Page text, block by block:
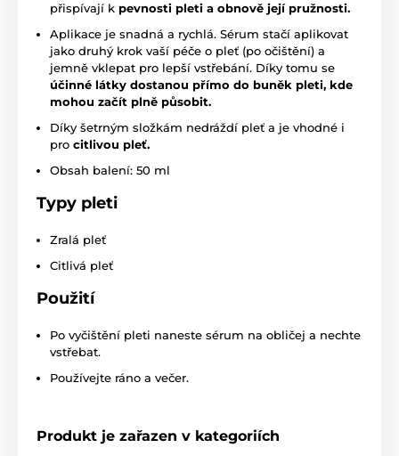
přispívají k pevnosti pleti a obnově její pružnosti.
Aplikace je snadná a rychlá. Sérum stačí aplikovat
jako druhý krok vaší péče o pleť (po očištění) a
jemně vklepat pro lepší vstřebání. Díky tomu se
účinné látky dostanou přímo do buněk pleti, kde
mohou začít plně působit.
Díky šetrným složkám nedráždí pleť a je vhodné i
pro citlivou pleť.
Obsah balení: 50 ml
Typy pleti
Zralá pleť
Citlivá pleť
Použití
Po vyčištění pleti naneste sérum na obličej a nechte
vstřebat.
Používejte ráno a večer.
Produkt je zařazen v kategoriích